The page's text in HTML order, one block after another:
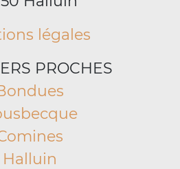
légales
PROCHES
Halluin